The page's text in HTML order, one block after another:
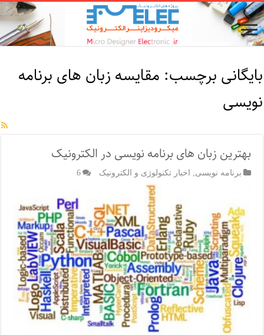
بایگانی برچسب: مقایسه زبان های برنامه
نویسی
بهترین زبان های برنامه نویسی در الکترونیک
برنامه نویسی اخبار تکنولوژی و الکترونیک 6